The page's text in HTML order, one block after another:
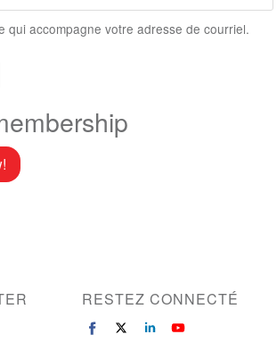
qui accompagne votre adresse de courriel.
RESTEZ CONNECTÉ